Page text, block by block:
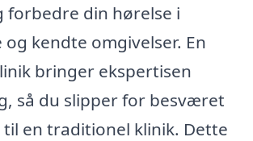
forbedre din hørelse i
kendte omgivelser. En
bringer ekspertisen
så du slipper for besværet
en traditionel klinik. Dette